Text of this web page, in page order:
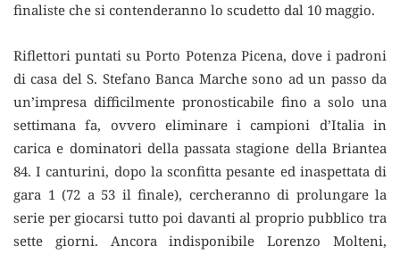
finaliste che si contenderanno lo scudetto dal 10 maggio.
Riflettori puntati su Porto Potenza Picena, dove i padroni
di casa del S. Stefano Banca Marche sono ad un passo da
un’impresa difficilmente pronosticabile fino a solo una
settimana fa, ovvero eliminare i campioni d’Italia in
carica e dominatori della passata stagione della Briantea
84. I canturini, dopo la sconfitta pesante ed inaspettata di
gara 1 (72 a 53 il finale), cercheranno di prolungare la
serie per giocarsi tutto poi davanti al proprio pubblico tra
sette giorni. Ancora indisponibile Lorenzo Molteni,